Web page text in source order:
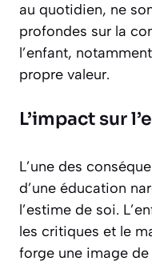
au quotidien, ne
profondes sur la
l’enfant,
propre valeur.
L’impact sur
L’une des
d’une éducation
l’estime de soi.
les critiques et le
forge une image